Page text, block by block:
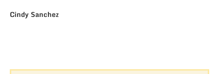
Cindy Sanchez